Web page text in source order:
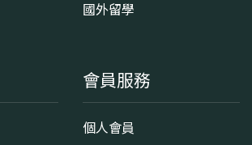
國外留學
會員服務
個人會員